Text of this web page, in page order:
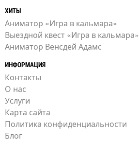
ХИТЫ
Аниматор «Игра в кальмара»
Выездной квест «Игра в кальмара»
Аниматор Венсдей Адамс
ИНФОРМАЦИЯ
Контакты
О нас
Услуги
Карта сайта
Политика конфиденциальности
Блог